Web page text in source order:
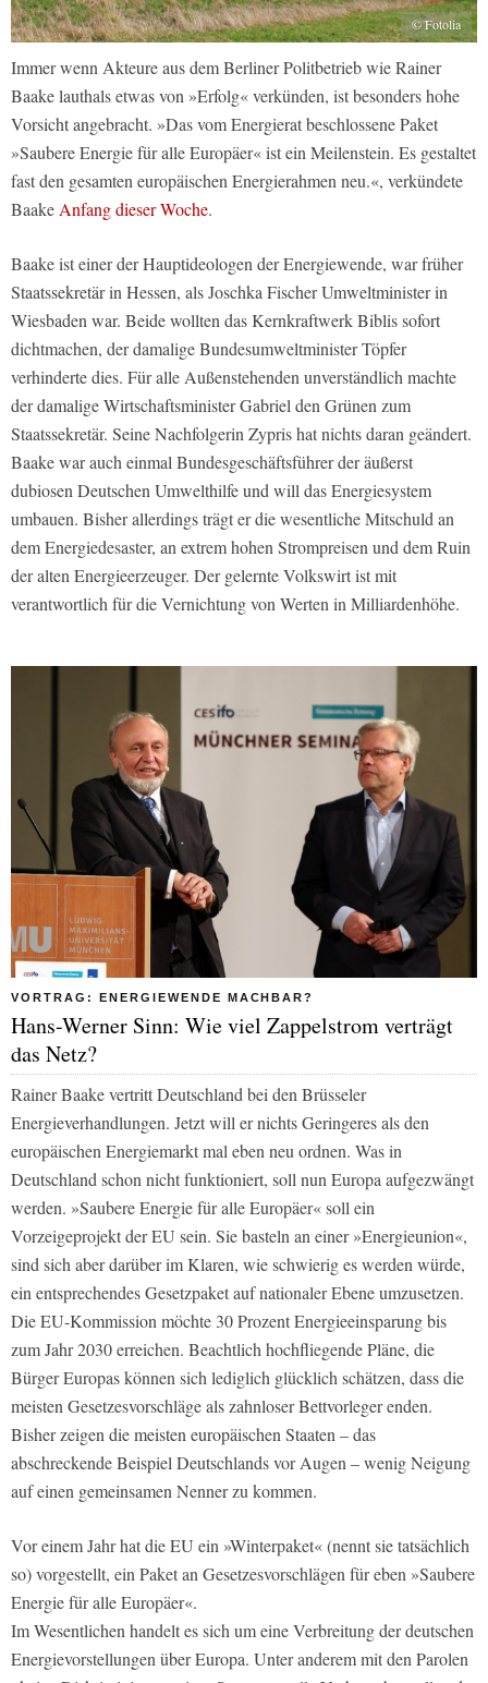
© Fotolia
Immer wenn Akteure aus dem Berliner Politbetrieb wie Rainer
Baake lauthals etwas von »Erfolg« verkünden, ist besonders hohe
Vorsicht angebracht. »Das vom Energierat beschlossene Paket
»Saubere Energie für alle Europäer« ist ein Meilenstein. Es gestaltet
fast den gesamten europäischen Energierahmen neu.«, verkündete
BaakeAnfang dieser Woche.
Baake ist einer der Hauptideologen der Energiewende, war früher
Staatssekretär in Hessen, als Joschka Fischer Umweltminister in
Wiesbaden war. Beide wollten das Kernkraftwerk Biblis sofort
dichtmachen, der damalige Bundesumweltminister Töpfer
verhinderte dies. Für alle Außenstehenden unverständlich machte
der damalige Wirtschaftsminister Gabriel den Grünen zum
Staatssekretär. Seine Nachfolgerin Zypris hat nichts daran geändert.
Baake war auch einmal Bundesgeschäftsführer der äußerst
dubiosen Deutschen Umwelthilfe und will das Energiesystem
umbauen. Bisher allerdings trägt er die wesentliche Mitschuld an
dem Energiedesaster, an extrem hohen Strompreisen und dem Ruin
der alten Energieerzeuger. Der gelernte Volkswirt ist mit
verantwortlich für die Vernichtung von Werten in Milliardenhöhe.
VORTRAG: ENERGIEWENDE MACHBAR?
Hans-Werner Sinn: Wie viel Zappelstrom verträgt
das Netz?
Rainer Baake vertritt Deutschland bei den Brüsseler
Energieverhandlungen. Jetzt will er nichts Geringeres als den
europäischen Energiemarkt mal eben neu ordnen. Was in
Deutschland schon nicht funktioniert, soll nun Europa aufgezwängt
werden. »Saubere Energie für alle Europäer« soll ein
Vorzeigeprojekt der EU sein. Sie basteln an einer »Energieunion«,
sind sich aber darüber im Klaren, wie schwierig es werden würde,
ein entsprechendes Gesetzpaket auf nationaler Ebene umzusetzen.
Die EU-Kommission möchte 30 Prozent Energieeinsparung bis
zum Jahr 2030 erreichen. Beachtlich hochfliegende Pläne, die
Bürger Europas können sich lediglich glücklich schätzen, dass die
meisten Gesetzesvorschläge als zahnloser Bettvorleger enden.
Bisher zeigen die meisten europäischen Staaten – das
abschreckende Beispiel Deutschlands vor Augen – wenig Neigung
auf einen gemeinsamen Nenner zu kommen.
Vor einem Jahr hat die EU ein »Winterpaket« (nennt sie tatsächlich
so) vorgestellt, ein Paket an Gesetzesvorschlägen für eben »Saubere
Energie für alle Europäer«.
Im Wesentlichen handelt es sich um eine Verbreitung der deutschen
Energievorstellungen über Europa. Unter anderem mit den Parolen